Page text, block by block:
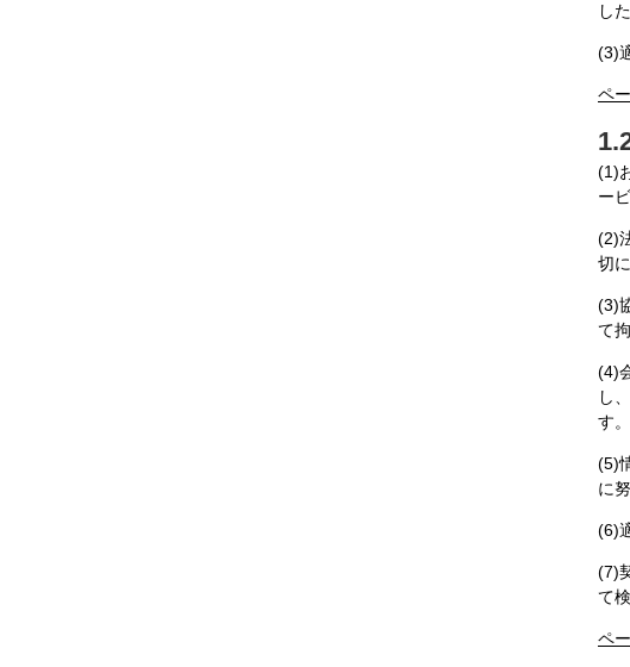
し
(3)
ペ
(1)
ー
(2)
切
(3)
て
(4)
し
す。
(5)
に
(6)
(7)
て
ペ